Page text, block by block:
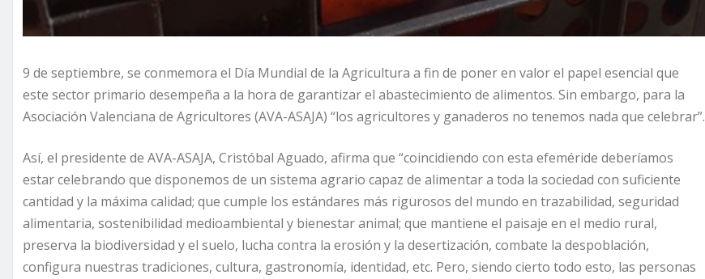
9 de septiembre, se conmemora el Día Mundial de la Agricultura a fin de poner en valor el papel esencial que
este sector primario desempeña a la hora de garantizar el abastecimiento de alimentos. Sin embargo, para la
Asociación Valenciana de Agricultores (AVA-ASAJA) “los agricultores y ganaderos no tenemos nada que celebrar”.
Así, el presidente de AVA-ASAJA, Cristóbal Aguado, afirma que “coincidiendo con esta efeméride deberíamos
estar celebrando que disponemos de un sistema agrario capaz de alimentar a toda la sociedad con suficiente
cantidad y la máxima calidad; que cumple los estándares más rigurosos del mundo en trazabilidad, seguridad
alimentaria, sostenibilidad medioambiental y bienestar animal; que mantiene el paisaje en el medio rural,
preserva la biodiversidad y el suelo, lucha contra la erosión y la desertización, combate la despoblación,
configura nuestras tradiciones, cultura, gastronomía, identidad, etc. Pero, siendo cierto todo esto, las personas